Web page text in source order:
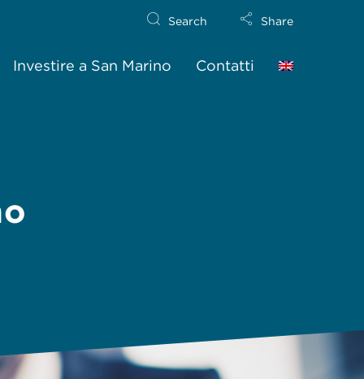
Investire a San Marino Contatti
Search Share